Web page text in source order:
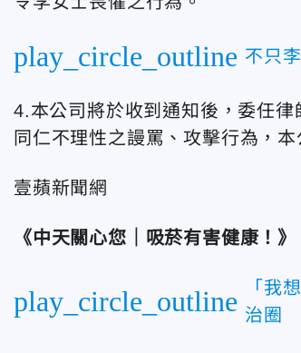
play_circle_outline 不只
4.本公司將於收到通知後，委任
同仁不理性之謾罵、攻擊行為，
壹蘋新聞網
《中天關心您｜吸菸有害健康！》
play_circle_outline
「我
治圈